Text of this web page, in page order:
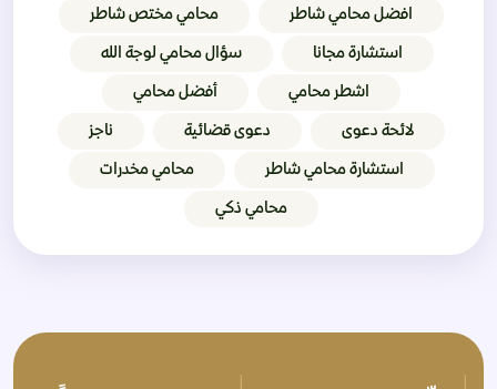
افضل محامي شاطر محامي مختص شاطر
استشارة مجانا سؤال محامي لوجة الله
اشطر محامي أفضل محامي
لائحة دعوى دعوى قضائية ناجز
استشارة محامي شاطر محامي مخدرات
محامي ذكي